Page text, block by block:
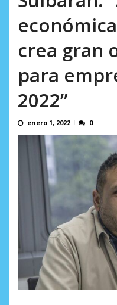
crea gran
para
2022”
enero 1, 2022 0